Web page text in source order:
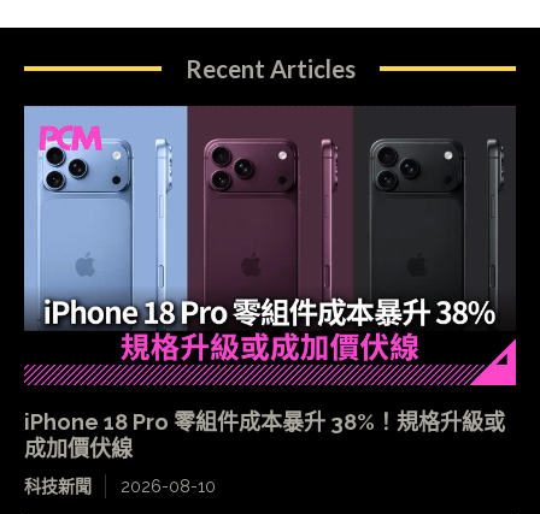
Recent Articles
iPhone 18 Pro 零組件成本暴升 38%！規格升級或
成加價伏線
科技新聞 2026-08-10